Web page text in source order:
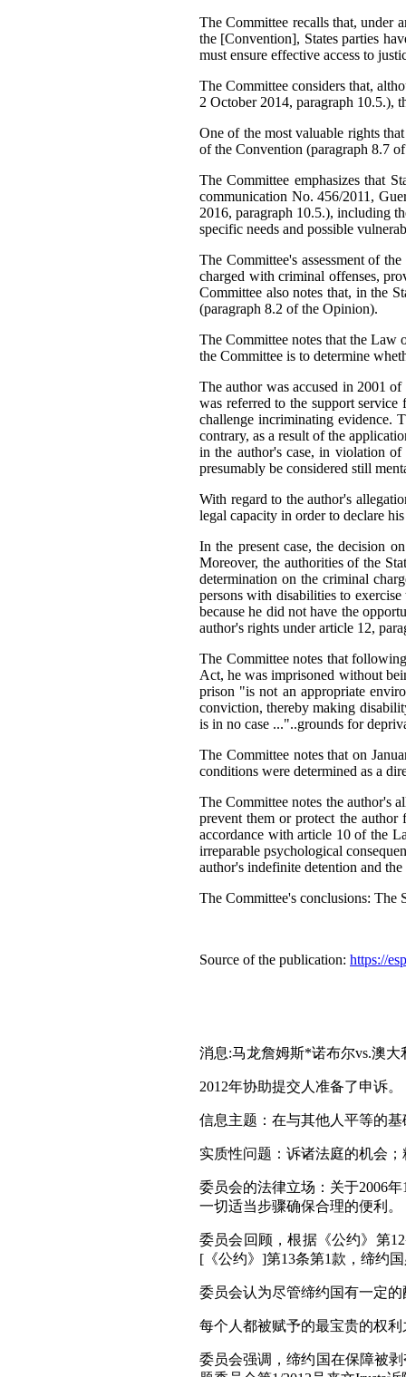
The Committee recalls that, under
the [Convention], States parties
must ensure effective access to
The Committee considers that,
2 October 2014, paragraph 10.5.),
One of the most valuable rights
of the Convention (paragraph 8.7
The Committee emphasizes that
communication No. 456/2011,
2016, paragraph 10.5.), including
specific needs and possible
The Committee's assessment of
charged with criminal offenses,
Committee also notes that, in the
(paragraph 8.2 of the Opinion).
The Committee notes that the Law
the Committee is to determine
The author was accused in 2001
was referred to the support
challenge incriminating evidence.
contrary, as a result of the
in the author's case, in violation
presumably be considered still
With regard to the author's
legal capacity in order to declare
In the present case, the decision
Moreover, the authorities of the
determination on the criminal
persons with disabilities to
because he did not have the
author's rights under article 12,
The Committee notes that
Act, he was imprisoned without
prison "is not an appropriate
conviction, thereby making
is in no case ..."..grounds for
The Committee notes that on
conditions were determined as a
The Committee notes the author's
prevent them or protect the
accordance with article 10 of the
irreparable psychological
author's indefinite detention and
The Committee's conclusions: The
Source of the publication: https://
消息:马龙詹姆斯*诺布尔vs.澳大
2012年协助提交人准备了申诉
信息主题：在与其他人平等的
实质性问题：诉诸法庭的机会
委员会的法律立场：关于2006
一切适当步骤确保合理的便利
委员会回顾，根据《公约》第
[《公约》]第13条第1款，缔约
委员会认为尽管缔约国有一定
每个人都被赋予的最宝贵的权
委员会强调，缔约国在保障被